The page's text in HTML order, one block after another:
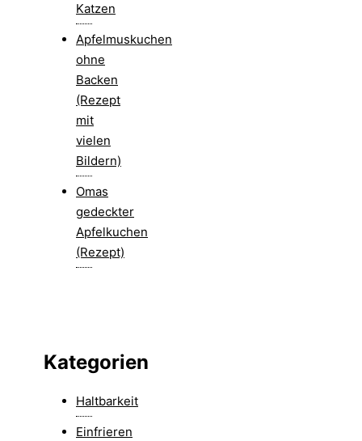
Katzen
Apfelmuskuchen
ohne
Backen
(Rezept
mit
vielen
Bildern)
Omas
gedeckter
Apfelkuchen
(Rezept)
Kategorien
Haltbarkeit
Einfrieren